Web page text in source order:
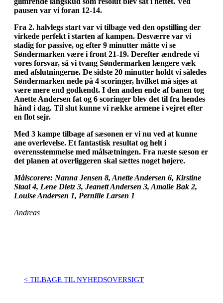
pausen var vi foran 12-14.
Fra 2. halvlegs start var vi tilbage ved den opstilling der
virkede perfekt i starten af kampen. Desværre var vi
stadig for passive, og efter 9 minutter måtte vi se
Søndermarken være i front 21-19. Derefter ændrede vi
vores forsvar, så vi tvang Søndermarken længere væk
med afslutningerne. De sidste 20 minutter holdt vi således
Søndermarken nede på 4 scoringer, hvilket må siges at
være mere end godkendt. I den anden ende af banen tog
Anette Andersen fat og 6 scoringer blev det til fra hendes
hånd i dag. Til slut kunne vi række armene i vejret efter
en flot sejr.
Med 3 kampe tilbage af sæsonen er vi nu ved at kunne
ane overlevelse. Et fantastisk resultat og helt i
overensstemmelse med målsætningen. Fra næste sæson er
det planen at overliggeren skal sættes noget højere.
Målscorere: Nanna Jensen 8, Anette Andersen 6, Kirstine
Staal 4, Lene Dietz 3, Jeanett Andersen 3, Amalie Bak 2,
Louise Andersen 1, Pernille Larsen 1
Andreas
< TILBAGE TIL NYHEDSOVERSIGT